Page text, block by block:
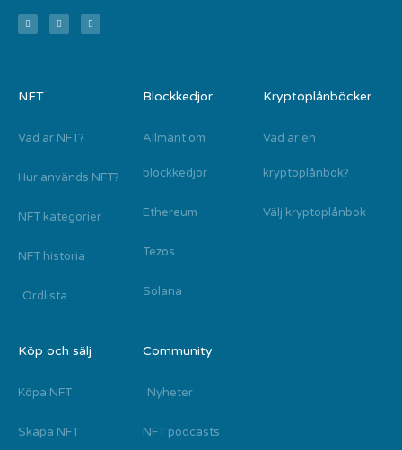
NFT
Vad är NFT?
Hur används NFT?
NFT kategorier
NFT historia
Ordlista
Blockkedjor
Allmänt om
blockkedjor
Ethereum
Tezos
Solana
Kryptoplånböcker
Vad är en
kryptoplånbok?
Välj kryptoplånbok
Köp och sälj
Köpa NFT
Skapa NFT
Community
Nyheter
NFT podcasts